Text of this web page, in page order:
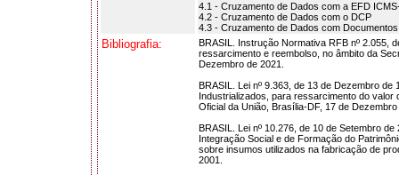
4.1 - Cruzamento de Dados com a EFD
4.2 - Cruzamento de Dados com o DCP
4.3 - Cruzamento de Dados com
Bibliografia:
BRASIL. Instrução Normativa RFB nº 2.055,
ressarcimento e reembolso, no âmbito da
Dezembro de 2021.
BRASIL. Lei nº 9.363, de 13 de Dezembro
Industrializados, para ressarcimento do
Oficial da União, Brasília-DF, 17 de
BRASIL. Lei nº 10.276, de 10 de Setembro
Integração Social e de Formação do
sobre insumos utilizados na fabricação de
2001.